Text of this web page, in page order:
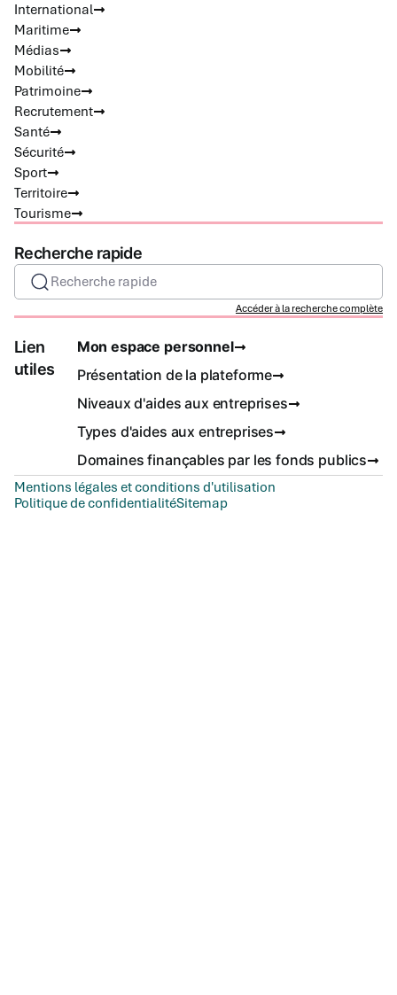
International
Maritime
Médias
Mobilité
Patrimoine
Recrutement
Santé
Sécurité
Sport
Territoire
Tourisme
Recherche rapide
Recherche rapide
Accéder à la recherche complète
Lien
utiles
Mon espace personnel
Présentation de la plateforme
Niveaux d'aides aux entreprises
Types d'aides aux entreprises
Domaines finançables par les fonds publics
Mentions légales et conditions d'utilisation
Politique de confidentialitéSitemap